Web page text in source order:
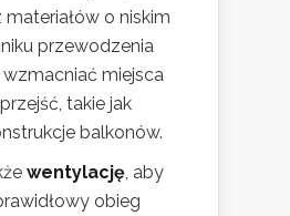
o niskim
przewodzenia
wzmacniać miejsca
takie jak
balkonów.
wentylację , aby
obieg